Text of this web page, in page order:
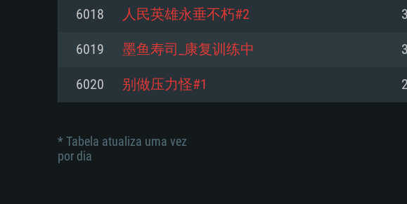
Disco: 23,1 GB
Network: Internet de banda larga.
Disco: 21,5 GB
Network: Internet de banda larga.
Disco: 21,5 GB
6018 人民英雄永垂不朽#2
6019 墨鱼寿司_康复训练中
6020 别做压力怪#1
* Tabela atualiza uma vez
por dia